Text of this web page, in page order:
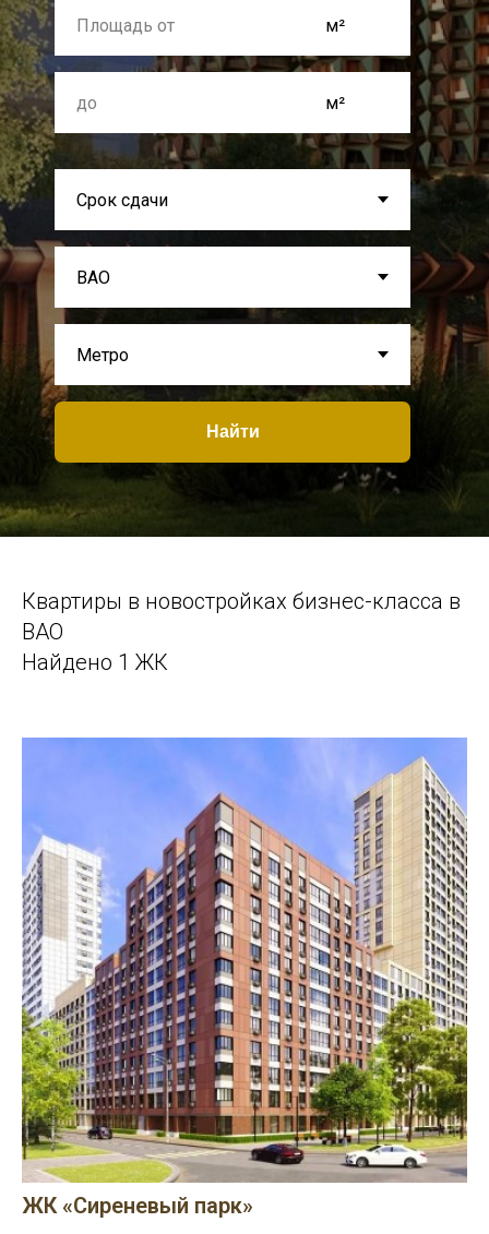
Найти
Квартиры в новостройках бизнес-класса в
ВАО
Найдено 1 ЖК
ЖК «Сиреневый парк»